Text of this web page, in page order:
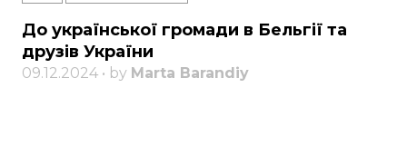
До української громади в Бельгії та
друзів України
09.12.2024 • by Marta Barandiy